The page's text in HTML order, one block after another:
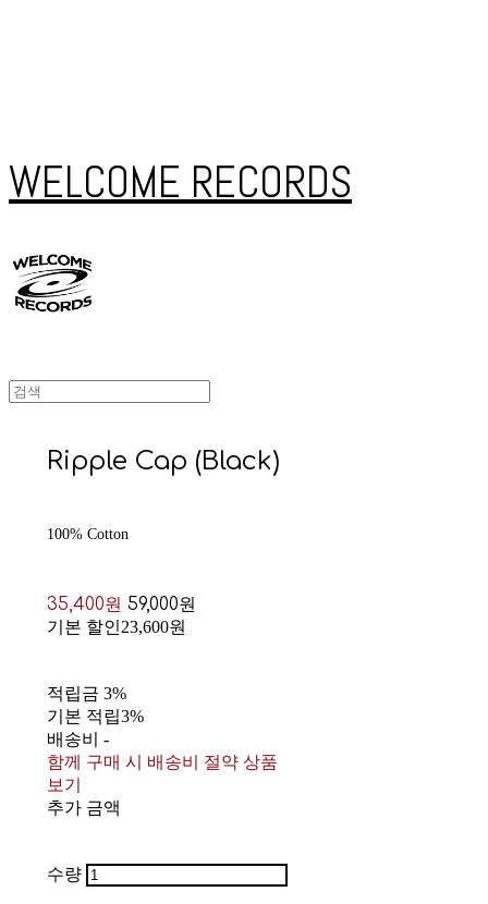
WELCOME RECORDS
Ripple Cap (Black)
100% Cotton
35,400원 59,000원
기본 할인23,600원
적립금 3%
기본 적립3%
배송비 -
함께 구매 시 배송비 절약 상품
보기
추가 금액
수량